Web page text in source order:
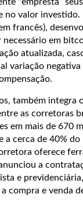
no valor
francês),
em
atualizada,
variação
também integra
as corretoras
em mais de 670
cerca de 40%
oferece
a
e
compra e venda